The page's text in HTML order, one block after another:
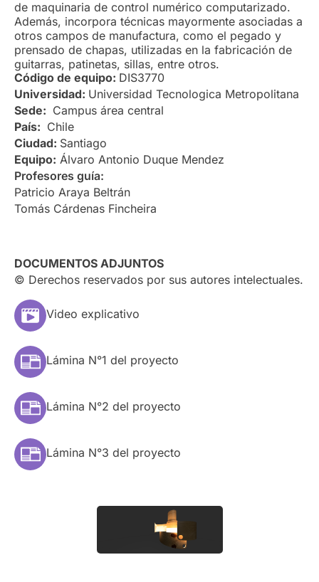
Código de equipo: DIS3770
Universidad: Universidad Tecnologica Metropolitana
Sede: Campus área central
País: Chile
Ciudad: Santiago
Equipo: Álvaro Antonio Duque Mendez
Profesores guía:
Patricio Araya Beltrán
Tomás Cárdenas Fincheira
DOCUMENTOS ADJUNTOS
© Derechos reservados por sus autores intelectuales.
Video explicativo
Lámina N°1 del proyecto
Lámina N°2 del proyecto
Lámina N°3 del proyecto
de maquinaria de control numérico computarizado.
Además, incorpora técnicas mayormente asociadas a
otros campos de manufactura, como el pegado y
prensado de chapas, utilizadas en la fabricación de
guitarras, patinetas, sillas, entre otros.